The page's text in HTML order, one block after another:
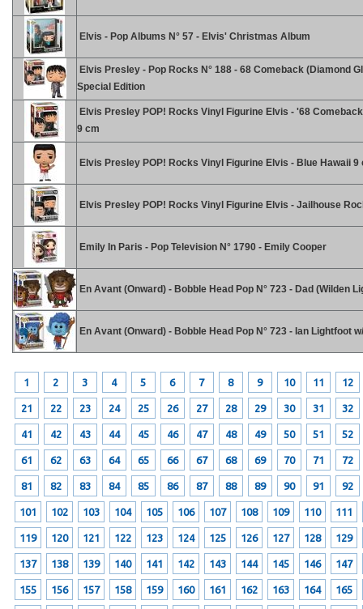
Elvis - Pop Albums N° 57 - Elvis' Christmas Album
Elvis Presley - Pop Rocks N° 188 - 68 Comeback (Diamond
Special Edition
Elvis Presley POP! Rocks Vinyl Figurine Elvis - '68
9 cm
Elvis Presley POP! Rocks Vinyl Figurine Elvis - Blue Hawaii 9
Elvis Presley POP! Rocks Vinyl Figurine Elvis - Jailhouse
Emily In Paris - Pop Television N° 1790 - Emily Cooper
En Avant (Onward) - Bobble Head Pop N° 723 - Dad (Wilden
En Avant (Onward) - Bobble Head Pop N° 723 - Ian Lightfoot
1 2 3 4 5 6 7 8 9 10 11 12
21 22 23 24 25 26 27 28 29 30 31 32
41 42 43 44 45 46 47 48 49 50 51 52
61 62 63 64 65 66 67 68 69 70 71 72
81 82 83 84 85 86 87 88 89 90 91 92
101 102 103 104 105 106 107 108 109 110 111
119 120 121 122 123 124 125 126 127 128 129
137 138 139 140 141 142 143 144 145 146 147
155 156 157 158 159 160 161 162 163 164 165